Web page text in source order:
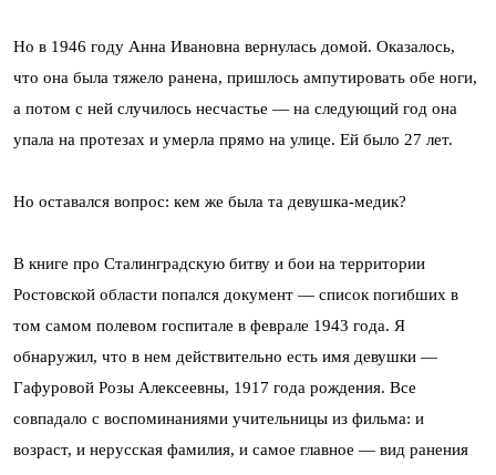
Но в 1946 году Анна Ивановна вернулась домой. Оказалось,
что она была тяжело ранена, пришлось ампутировать обе ноги,
а потом с ней случилось несчастье — на следующий год она
упала на протезах и умерла прямо на улице. Ей было 27 лет.
Но оставался вопрос: кем же была та девушка-медик?
В книге про Сталинградскую битву и бои на территории
Ростовской области попался документ — список погибших в
том самом полевом госпитале в феврале 1943 года. Я
обнаружил, что в нем действительно есть имя девушки —
Гафуровой Розы Алексеевны, 1917 года рождения. Все
совпадало с воспоминаниями учительницы из фильма: и
возраст, и нерусская фамилия, и самое главное — вид ранения